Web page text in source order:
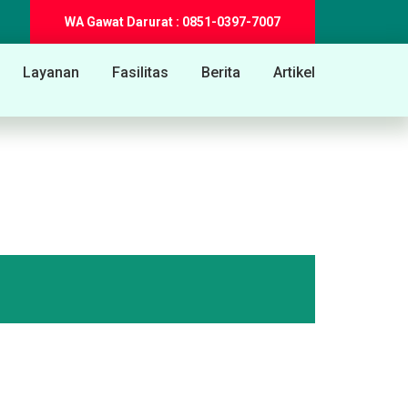
WA Gawat Darurat : 0851-0397-7007
Layanan Fasilitas Berita Artikel